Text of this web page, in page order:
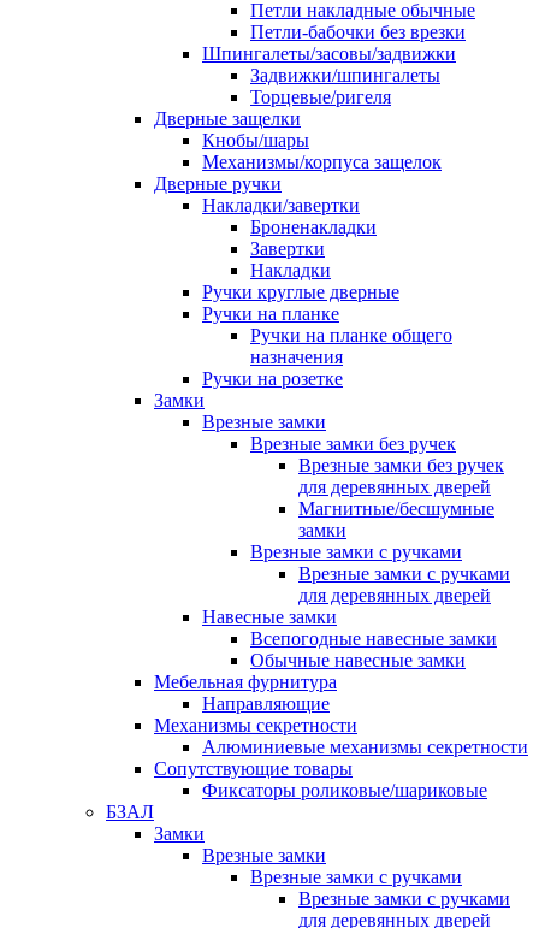
Петли накладные обычные
Петли-бабочки без врезки
Шпингалеты/засовы/задвижки
Задвижки/шпингалеты
Торцевые/ригеля
Дверные защелки
Кнобы/шары
Механизмы/корпуса защелок
Дверные ручки
Накладки/завертки
Броненакладки
Завертки
Накладки
Ручки круглые дверные
Ручки на планке
Ручки на планке общего
назначения
Ручки на розетке
Замки
Врезные замки
Врезные замки без ручек
Врезные замки без ручек
для деревянных дверей
Магнитные/бесшумные
замки
Врезные замки с ручками
Врезные замки с ручками
для деревянных дверей
Навесные замки
Всепогодные навесные замки
Обычные навесные замки
Мебельная фурнитура
Направляющие
Механизмы секретности
Алюминиевые механизмы секретности
Сопутствующие товары
Фиксаторы роликовые/шариковые
БЗАЛ
Замки
Врезные замки
Врезные замки с ручками
Врезные замки с ручками
для деревянных дверей